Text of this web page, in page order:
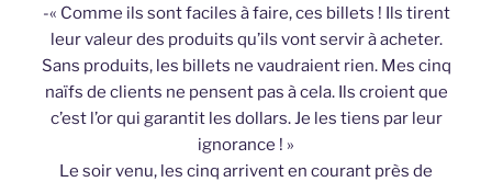
-« Comme ils sont faciles à faire, ces billets ! Ils tirent
leur valeur des produits qu’ils vont servir à acheter.
Sans produits, les billets ne vaudraient rien. Mes cinq
naïfs de clients ne pensent pas à cela. Ils croient que
c’est l’or qui garantit les dollars. Je les tiens par leur
ignorance ! »
Le soir venu, les cinq arrivent en courant près de